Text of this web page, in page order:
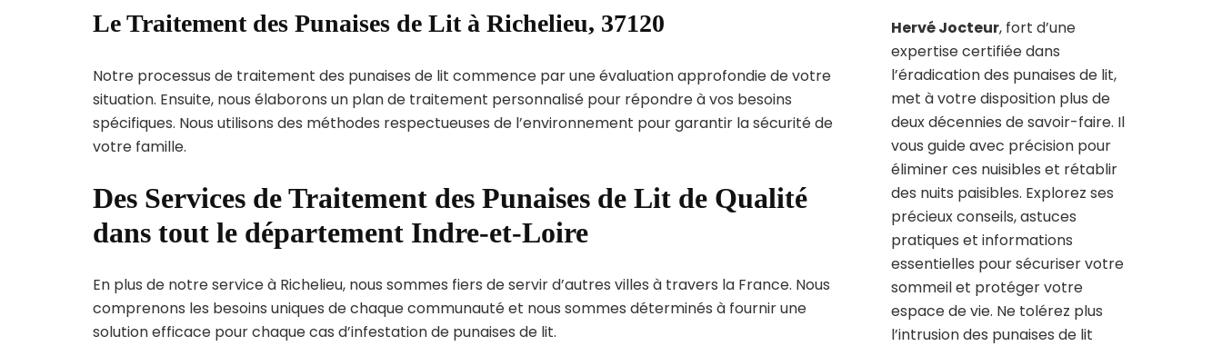
Le Traitement des Punaises de Lit à Richelieu, 37120
Notre processus de traitement des punaises de lit commence par une évaluation approfondie de votre
situation. Ensuite, nous élaborons un plan de traitement personnalisé pour répondre à vos besoins
spécifiques. Nous utilisons des méthodes respectueuses de l’environnement pour garantir la sécurité de
votre famille.
Des Services de Traitement des Punaises de Lit de Qualité
dans tout le département Indre-et-Loire
En plus de notre service à Richelieu, nous sommes fiers de servir d’autres villes à travers la France. Nous
comprenons les besoins uniques de chaque communauté et nous sommes déterminés à fournir une
solution efficace pour chaque cas d’infestation de punaises de lit.
Hervé Jocteur, fort d’une
expertise certifiée dans
l’éradication des punaises de lit,
met à votre disposition plus de
deux décennies de savoir-faire. Il
vous guide avec précision pour
éliminer ces nuisibles et rétablir
des nuits paisibles. Explorez ses
précieux conseils, astuces
pratiques et informations
essentielles pour sécuriser votre
sommeil et protéger votre
espace de vie. Ne tolérez plus
l’intrusion des punaises de lit